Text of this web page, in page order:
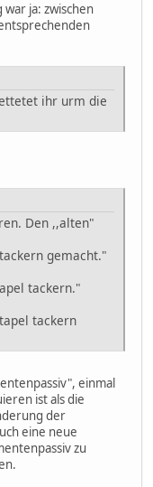
war ja: zwischen
ihr urm die
Den ,,alten"
gemacht."
tackern."
tackern
einmal
ist als die
der
eine neue
zu